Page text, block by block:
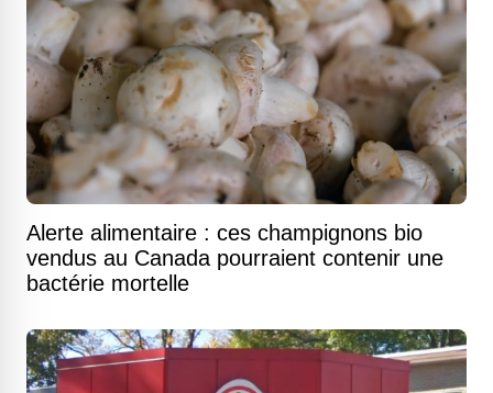
Alerte alimentaire : ces champignons bio
vendus au Canada pourraient contenir une
bactérie mortelle